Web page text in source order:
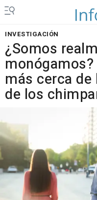
INVESTIGACIÓN
¿Somos
más cerca
de los